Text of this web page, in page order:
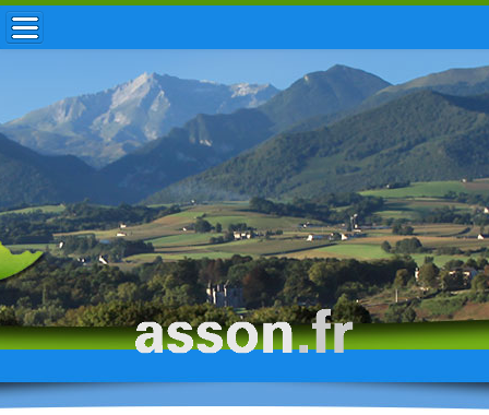
ACCUEIL / INFOS
MUNICIPALITÉ
VIE LOCALE
ENFANCE
TOURISME
HISTOIRE